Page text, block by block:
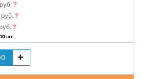
?
руб.?
?
шт.
+